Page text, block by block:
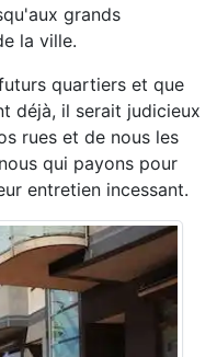
grands
la ville.
quartiers et que
déjà, il serait judicieux
rues et de nous les
qui payons pour
entretien incessant.